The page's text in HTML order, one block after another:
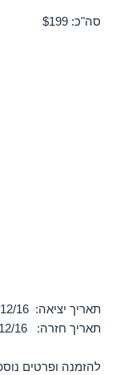
סה"כ: $199
תאריך יציאה: 04/12/16
תאריך חזרה: 08/12/16
להזמנה ופרטים